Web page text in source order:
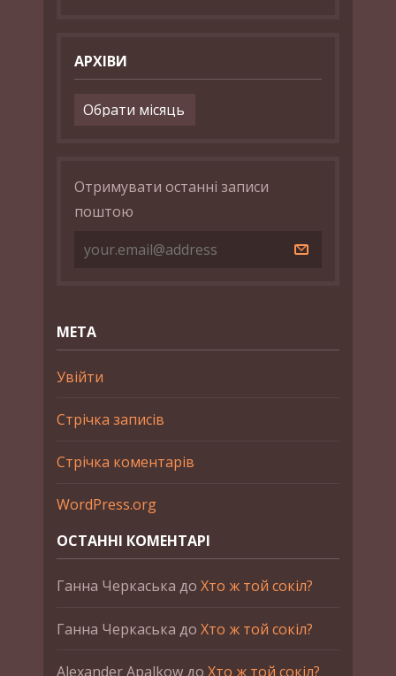
АРХІВИ
Архіви
Отримувати останні записи
поштою
МЕТА
Увійти
Стрічка записів
Стрічка коментарів
WordPress.org
ОСТАННІ КОМЕНТАРІ
Ганна Черкаська до Хто ж той сокіл?
Ганна Черкаська до Хто ж той сокіл?
Alexander Apalkow до Хто ж той сокіл?